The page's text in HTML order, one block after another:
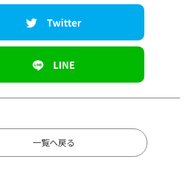
一覧へ戻る